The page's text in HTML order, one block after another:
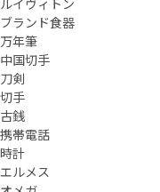
ルイヴィトン
ブランド食器
万年筆
中国切手
刀剣
切手
古銭
携帯電話
時計
エルメス